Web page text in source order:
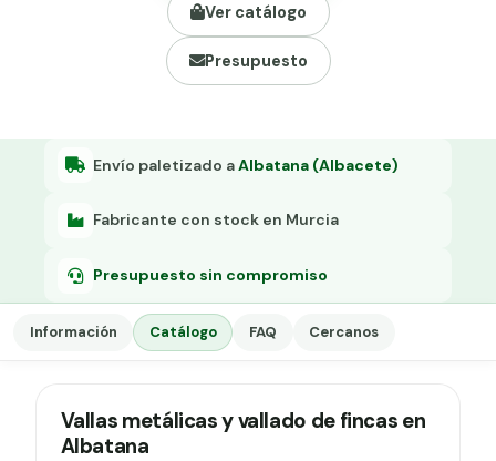
Grapa malla H.
Grapadora
Tensor galvanizado
Ver catálogo
Presupuesto
Envío paletizado aAlbatana (Albacete)
Fabricante con stock en Murcia
Presupuesto sin compromiso
Información Catálogo FAQ Cercanos
Vallas metálicas y vallado de fincas en
Albatana